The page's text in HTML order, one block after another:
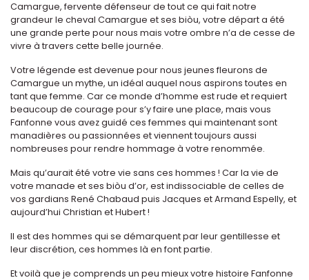
Camargue, fervente défenseur de tout ce qui fait notre
grandeur le cheval Camargue et ses biòu, votre départ a été
une grande perte pour nous mais votre ombre n’a de cesse de
vivre à travers cette belle journée.
Votre légende est devenue pour nous jeunes fleurons de
Camargue un mythe, un idéal auquel nous aspirons toutes en
tant que femme. Car ce monde d’homme est rude et requiert
beaucoup de courage pour s’y faire une place, mais vous
Fanfonne vous avez guidé ces femmes qui maintenant sont
manadières ou passionnées et viennent toujours aussi
nombreuses pour rendre hommage à votre renommée.
Mais qu’aurait été votre vie sans ces hommes ! Car la vie de
votre manade et ses biòu d’or, est indissociable de celles de
vos gardians René Chabaud puis Jacques et Armand Espelly, et
aujourd’hui Christian et Hubert !
Il est des hommes qui se démarquent par leur gentillesse et
leur discrétion, ces hommes là en font partie.
Et voilà que je comprends un peu mieux votre histoire Fanfonne